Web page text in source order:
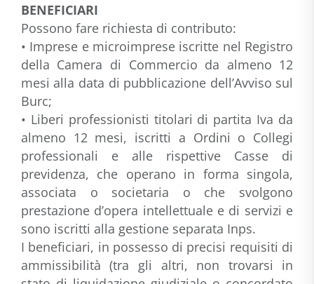
BENEFICIARI
Possono fare richiesta di contributo:
• Imprese e microimprese iscritte nel Registro
della Camera di Commercio da almeno 12
mesi alla data di pubblicazione dell’Avviso sul
Burc;
• Liberi professionisti titolari di partita Iva da
almeno 12 mesi, iscritti a Ordini o Collegi
professionali e alle rispettive Casse di
previdenza, che operano in forma singola,
associata o societaria o che svolgono
prestazione d’opera intellettuale e di servizi e
sono iscritti alla gestione separata Inps.
I beneficiari, in possesso di precisi requisiti di
ammissibilità (tra gli altri, non trovarsi in